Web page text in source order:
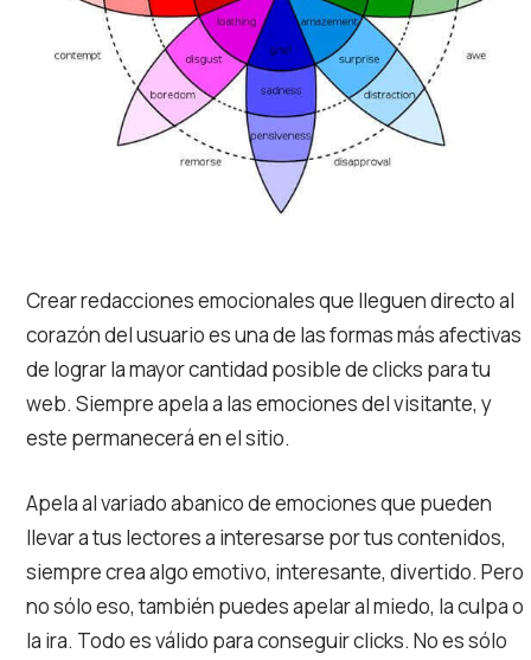
Crear redacciones emocionales que lleguen directo al
corazón del usuario es una de las formas más afectivas
de lograr la mayor cantidad posible de clicks para tu
web. Siempre apela a las emociones del visitante, y
este permanecerá en el sitio.
Apela al variado abanico de emociones que pueden
llevar a tus lectores a interesarse por tus contenidos,
siempre crea algo emotivo, interesante, divertido. Pero
no sólo eso, también puedes apelar al miedo, la culpa o
la ira. Todo es válido para conseguir clicks. No es sólo